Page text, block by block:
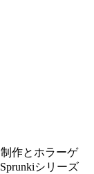
作とホラーゲ
シリーズ